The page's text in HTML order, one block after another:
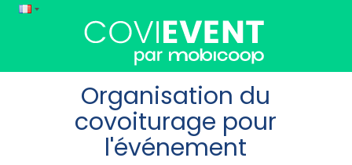
Organisation du
covoiturage pour
l'événement